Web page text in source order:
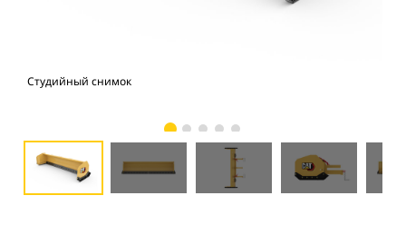
Студийный снимок